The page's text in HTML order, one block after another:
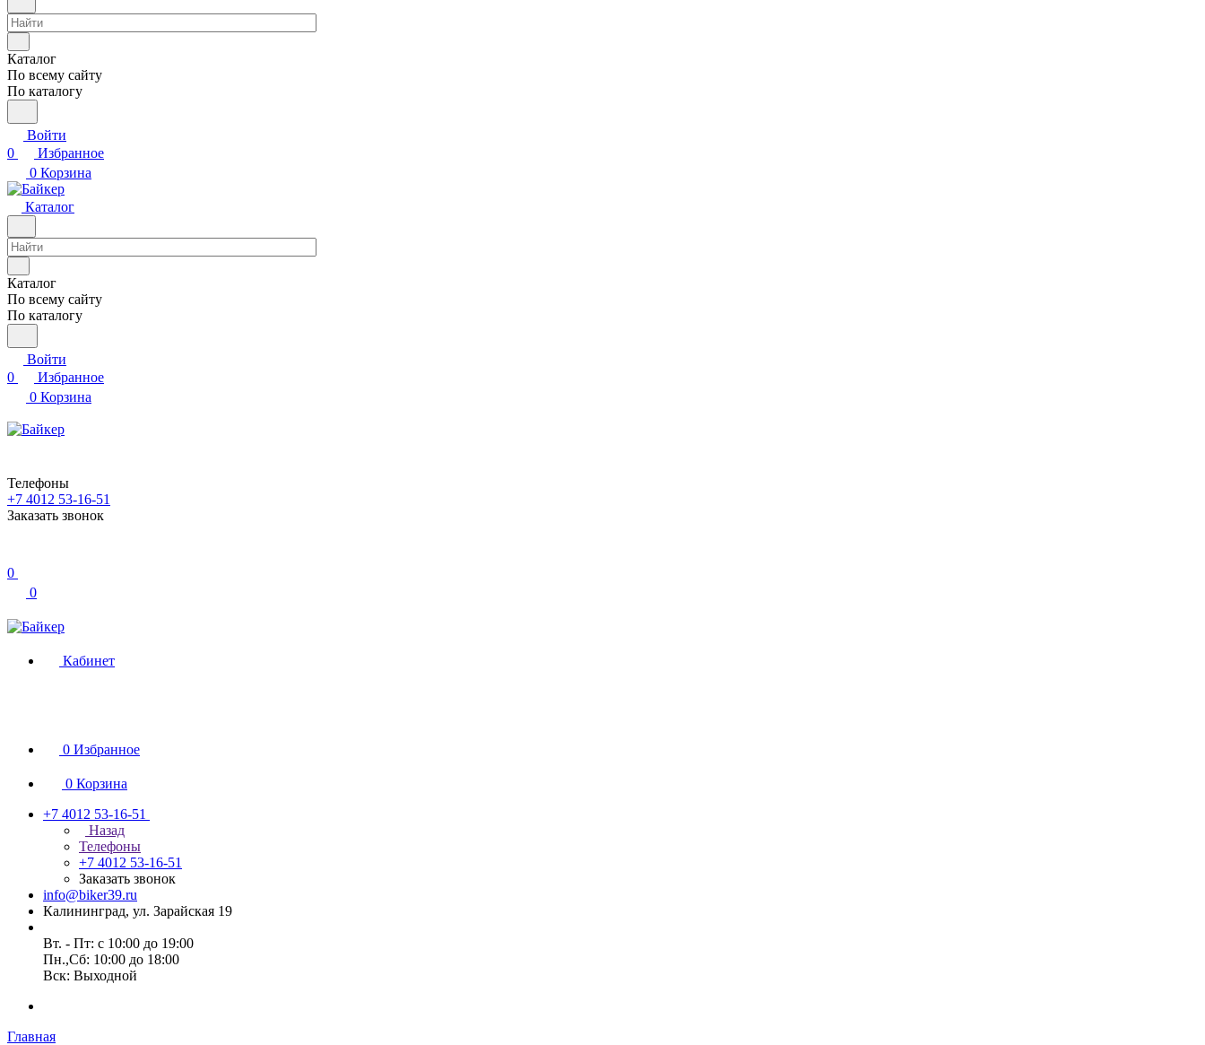
Каталог
По всему сайту
По каталогу
Войти
0
Избранное
0 Корзина
Каталог
Каталог
По всему сайту
По каталогу
Войти
0
Избранное
0 Корзина
Телефоны
+7 4012 53-16-51
Заказать звонок
0
0
Кабинет
0 Избранное
0 Корзина
+7 4012 53-16-51
Назад
Телефоны
+7 4012 53-16-51
Заказать звонок
info@biker39.ru
Калининград, ул. Зарайская 19
Вт. - Пт: с 10:00 до 19:00
Пн.,Сб: 10:00 до 18:00
Вск: Выходной
Главная